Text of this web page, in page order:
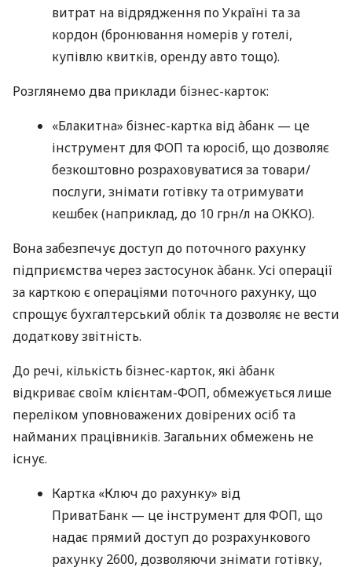
витрат на відрядження по Україні та за
кордон (бронювання номерів у готелі,
купівлю квитків, оренду авто тощо).
Розглянемо два приклади бізнес-карток:
«Блакитна» бізнес-картка від àбанк — це
інструмент для ФОП та юросіб, що дозволяє
безкоштовно розраховуватися за товари/
послуги, знімати готівку та отримувати
кешбек (наприклад, до 10 грн/л на ОККО).
Вона забезпечує доступ до поточного рахунку
підприємства через застосунок àбанк. Усі операції
за карткою є операціями поточного рахунку, що
спрощує бухгалтерський облік та дозволяє не вести
додаткову звітність.
До речі, кількість бізнес-карток, які àбанк
відкриває своїм клієнтам-ФОП, обмежується лише
переліком уповноважених довірених осіб та
найманих працівників. Загальних обмежень не
існує.
Картка «Ключ до рахунку» від
ПриватБанк — це інструмент для ФОП, що
надає прямий доступ до розрахункового
рахунку 2600, дозволяючи знімати готівку,